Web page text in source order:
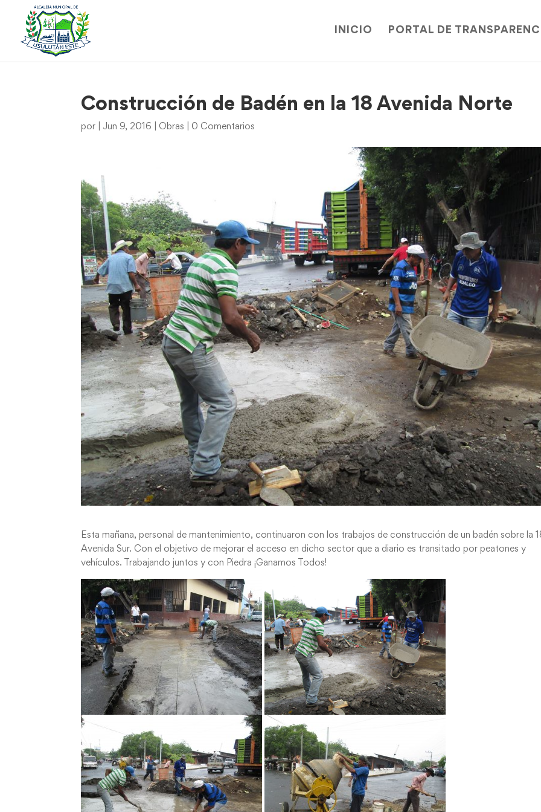
INICIO PORTAL DE
Construcción de Badén en la 18 Avenida Norte
por Jun 9, 2016 Obras 0 Comentarios
Esta mañana, personal de mantenimiento, continuaron con los trabajos de construcción de un badén sobre la
Avenida Sur. Con el objetivo de mejorar el acceso en dicho sector que a diario es transitado por peatones y
vehículos. Trabajando juntos y con Piedra ¡Ganamos Todos!